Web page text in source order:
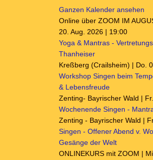
Ganzen Kalender ansehen
Online über ZOOM IM
20. Aug. 2026 | 19:00
Yoga & Mantras -
Thanheiser
Kreßberg (Crailsheim) | Do.
Workshop Singen beim
& Lebensfreude
Zenting- Bayrischer Wald |
Wochenende Singen -
Zenting - Bayrischer Wald |
Singen - Offener Abend v.
Gesänge der Welt
ONLINEKURS mit ZOOM |